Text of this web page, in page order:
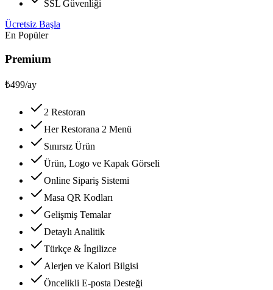
SSL Güvenliği
Ücretsiz Başla
En Popüler
Premium
₺499/ay
2 Restoran
Her Restorana 2 Menü
Sınırsız Ürün
Ürün, Logo ve Kapak Görseli
Online Sipariş Sistemi
Masa QR Kodları
Gelişmiş Temalar
Detaylı Analitik
Türkçe & İngilizce
Alerjen ve Kalori Bilgisi
Öncelikli E-posta Desteği